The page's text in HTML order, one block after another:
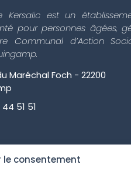
le consentement
Kersalic est un
pour personnes âgées,
Communal d’Action
Maréchal Foch - 22200
51 51